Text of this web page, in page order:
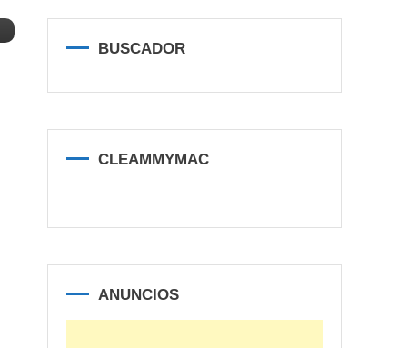
BUSCADOR
CLEAMMYMAC
ANUNCIOS